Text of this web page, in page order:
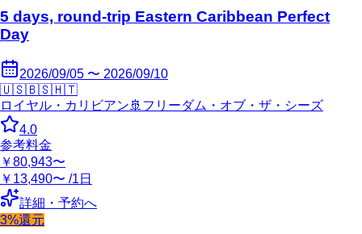
5 days, round-trip Eastern Caribbean Perfect
Day
2026/09/05 〜 2026/09/10
🇺🇸🇧🇸🇭🇹
ロイヤル・カリビアン 🚢 フリーダム・オブ・ザ・シーズ
4.0
参考料金
￥80,943〜
￥13,490〜 /1日
詳細・予約へ
3%還元